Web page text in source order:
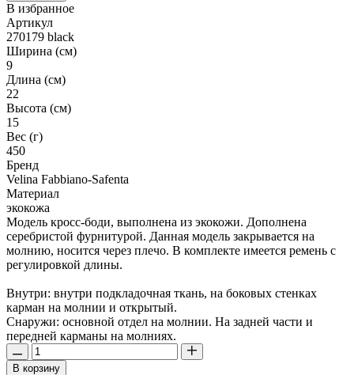
В избранное
Артикул
270179 black
Ширина (см)
9
Длина (см)
22
Высота (см)
15
Вес (г)
450
Бренд
Velina Fabbiano-Safenta
Материал
экокожа
Модель кросс-боди, выполнена из экокожи. Дополнена
серебристой фурнитурой. Данная модель закрывается на
молнию, носится через плечо. В комплекте имеется ремень с
регулировкой длины.
Внутри: внутри подкладочная ткань, на боковых стенках
карман на молнии и открытый.
Снаружи: основной отдел на молнии. На задней части и
передней карманы на молниях.
В корзину